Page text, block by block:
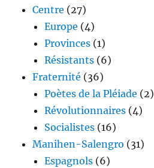
Centre (27)
Europe (4)
Provinces (1)
Résistants (6)
Fraternité (36)
Poètes de la Pléiade (2)
Révolutionnaires (4)
Socialistes (16)
Manihen-Salengro (31)
Espagnols (6)